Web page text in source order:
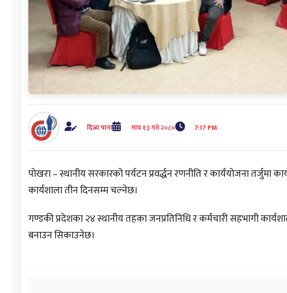
दिब्य पाना माघ १३ गते २०८० 7:17 PM
पोखरा – स्थानीय सरकारको पर्यटन प्रवर्द्धन रणनीति र कार्ययोजना
कार्यशाला तीन दिनसम्म चल्नेछ।
गण्डकी प्रदेशका २४ स्थानीय तहका जनप्रतिनिधि र कर्मचारी सहभागी
बनाउन सिकाउनेछ।